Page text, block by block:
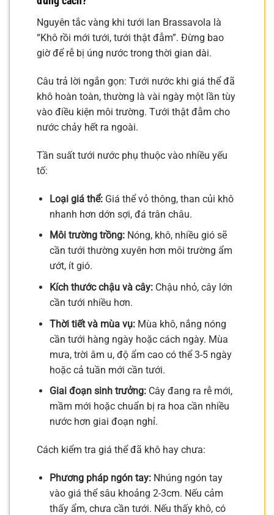
Nguyên tắc vàng khi tưới lan Brassavola là
“Khô rồi mới tưới, tưới thật đẫm”. Đừng bao
giờ để rễ bị úng nước trong thời gian dài.
Câu trả lời ngắn gọn: Tưới nước khi giá thể đã
khô hoàn toàn, thường là vài ngày một lần tùy
vào điều kiện môi trường. Tưới thật đẫm cho
nước chảy hết ra ngoài.
Tần suất tưới nước phụ thuộc vào nhiều yếu
tố:
Loại giá thể:Giá thể vỏ thông, than củi khô
nhanh hơn dớn sợi, đá trân châu.
Môi trường trồng:Nóng, khô, nhiều gió sẽ
cần tưới thường xuyên hơn môi trường ẩm
ướt, ít gió.
Kích thước chậu và cây:Chậu nhỏ, cây lớn
cần tưới nhiều hơn.
Thời tiết và mùa vụ:Mùa khô, nắng nóng
cần tưới hàng ngày hoặc cách ngày. Mùa
mưa, trời âm u, độ ẩm cao có thể 3-5 ngày
hoặc cả tuần mới cần tưới.
Giai đoạn sinh trưởng:Cây đang ra rễ mới,
mầm mới hoặc chuẩn bị ra hoa cần nhiều
nước hơn giai đoạn nghỉ.
Cách kiểm tra giá thể đã khô hay chưa:
Phương pháp ngón tay:Nhúng ngón tay
vào giá thể sâu khoảng 2-3cm. Nếu cảm
thấy ẩm, chưa cần tưới. Nếu thấy khô, có